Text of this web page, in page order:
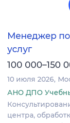
Менеджер
услуг
100 000–150
10 июля 2026
АНО ДПО
центра,